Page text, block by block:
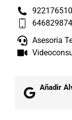
922176510
646829874
Asesoría
Añadir